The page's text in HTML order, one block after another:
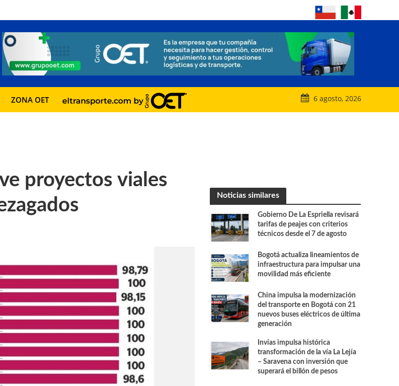
ZONA OET 6 agosto, 2026
proyectos viales
Noticias similares
Gobierno De La Espriella revisará
tarifas de peajes con criterios
técnicos desde el 7 de agosto
Bogotá actualiza lineamientos de
infraestructura para impulsar una
movilidad más eficiente
China impulsa la modernización
del transporte en Bogotá con 21
nuevos buses eléctricos de última
generación
Invías impulsa histórica
transformación de la vía La Lejía
– Saravena con inversión que
superará el billón de pesos